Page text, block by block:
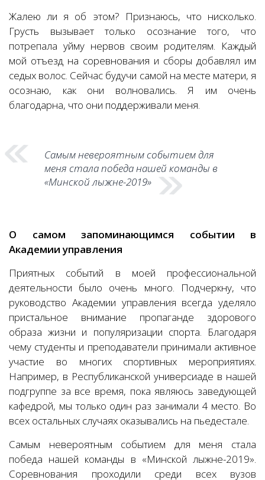
Жалею ли я об этом? Признаюсь, что нисколько.
Грусть вызывает только осознание того, что
потрепала уйму нервов своим родителям. Каждый
мой отъезд на соревнования и сборы добавлял им
седых волос. Сейчас будучи самой на месте матери, я
осознаю, как они волновались. Я им очень
благодарна, что они поддерживали меня.
Самым невероятным событием для
меня стала победа нашей команды в
«Минской лыжне-2019»
О самом запоминающимся событии в
Академии управления
Приятных событий в моей профессиональной
деятельности было очень много. Подчеркну, что
руководство Академии управления всегда уделяло
пристальное внимание пропаганде здорового
образа жизни и популяризации спорта. Благодаря
чему студенты и преподаватели принимали активное
участие во многих спортивных мероприятиях.
Например, в Республиканской универсиаде в нашей
подгруппе за все время, пока являюсь заведующей
кафедрой, мы только один раз занимали 4 место. Во
всех остальных случаях оказывались на пьедестале.
Самым невероятным событием для меня стала
победа нашей команды в «Минской лыжне-2019».
Соревнования проходили среди всех вузов